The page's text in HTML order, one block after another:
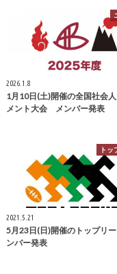
2026.1.8
1月10日(土)開催の全国社会
メント大会 メンバー発表
トッ
2021.5.21
5月23日(日)開催のトップリ
ンバー発表